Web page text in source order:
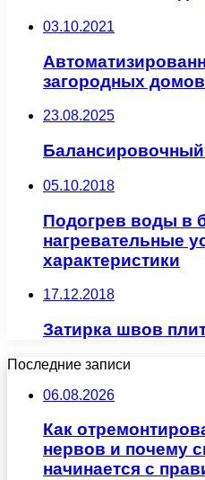
03.10.2021
загородных домов
23.08.2025
Балансировочный
05.10.2018
Подогрев воды в
нагревательные
характеристики
17.12.2018
Затирка швов
Последние записи
06.08.2026
Как
нервов и почему
начинается с